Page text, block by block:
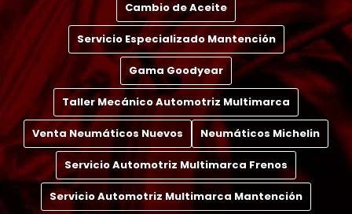
Cambio de Aceite
Servicio Especializado Mantención
Gama Goodyear
Taller Mecánico Automotriz Multimarca
Venta Neumáticos Nuevos Neumáticos Michelin
Servicio Automotriz Multimarca Frenos
Servicio Automotriz Multimarca Mantención